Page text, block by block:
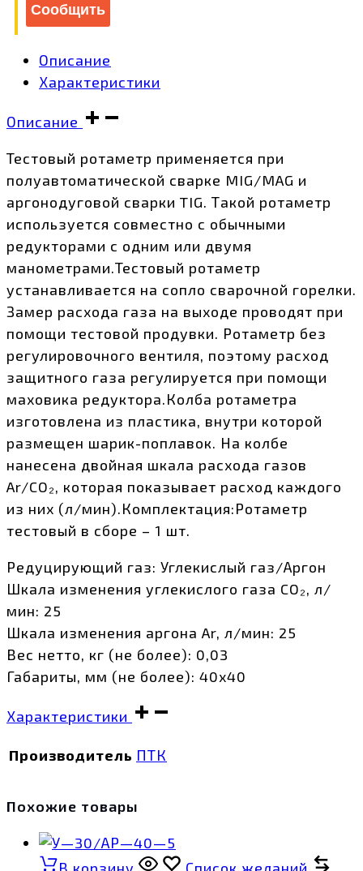
Сообщить
Описание
Характеристики
Описание
Тестовый ротаметр применяется при
полуавтоматической сварке MIG/MAG и
аргонодуговой сварки TIG. Такой ротаметр
используется совместно с обычными
редукторами с одним или двумя
манометрами.Тестовый ротаметр
устанавливается на сопло сварочной горелки.
Замер расхода газа на выходе проводят при
помощи тестовой продувки. Ротаметр без
регулировочного вентиля, поэтому расход
защитного газа регулируется при помощи
маховика редуктора.Колба ротаметра
изготовлена из пластика, внутри которой
размещен шарик-поплавок. На колбе
нанесена двойная шкала расхода газов
Ar/CO₂, которая показывает расход каждого
из них (л/мин).Комплектация:Ротаметр
тестовый в сборе – 1 шт.
Редуцирующий газ: Углекислый газ/Аргон
Шкала изменения углекислого газа CO₂, л/
мин: 25
Шкала изменения аргона Ar, л/мин: 25
Вес нетто, кг (не более): 0,03
Габариты, мм (не более): 40х40
Характеристики
Производитель ПТК
Похожие товары